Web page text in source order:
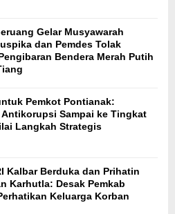
Gelar Musyawarah
dan Pemdes Tolak
Bendera Merah Putih
Pemkot Pontianak:
Sampai ke Tingkat
Langkah Strategis
Kalbar Berduka dan Prihatin
Karhutla: Desak Pemkab
Keluarga Korban